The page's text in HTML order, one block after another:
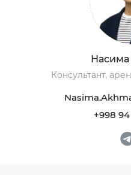
Насима
Консультант,
+998